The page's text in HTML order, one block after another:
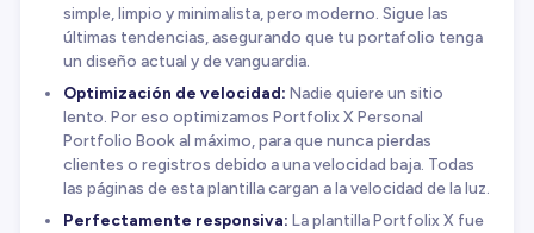
simple, limpio y minimalista, pero moderno. Sigue las
últimas tendencias, asegurando que tu portafolio tenga
un diseño actual y de vanguardia.
Optimización de velocidad: Nadie quiere un sitio
lento. Por eso optimizamos Portfolix X Personal
Portfolio Book al máximo, para que nunca pierdas
clientes o registros debido a una velocidad baja. Todas
las páginas de esta plantilla cargan a la velocidad de la luz.
Perfectamente responsiva: La plantilla Portfolix X fue